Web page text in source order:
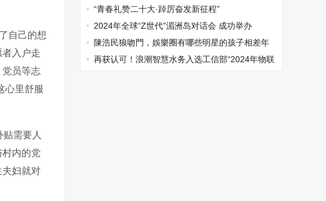
自己的想
入户走
党员等志
心里舒服
需要人
内的党
夫妇就对
管理体系
“青春礼赞二十大·踔厉奋发新征程”
2024年全球“Z世代”湄洲岛对话会 成功举办
陳浩民狼吻門，娛樂圈有哪些明星的孩子相差年
齡比較小的
再获认可！浪潮智慧水务入选工信部“2024年物联